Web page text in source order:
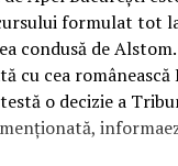
formulat tot
condusă de
cu cea
o decizie a